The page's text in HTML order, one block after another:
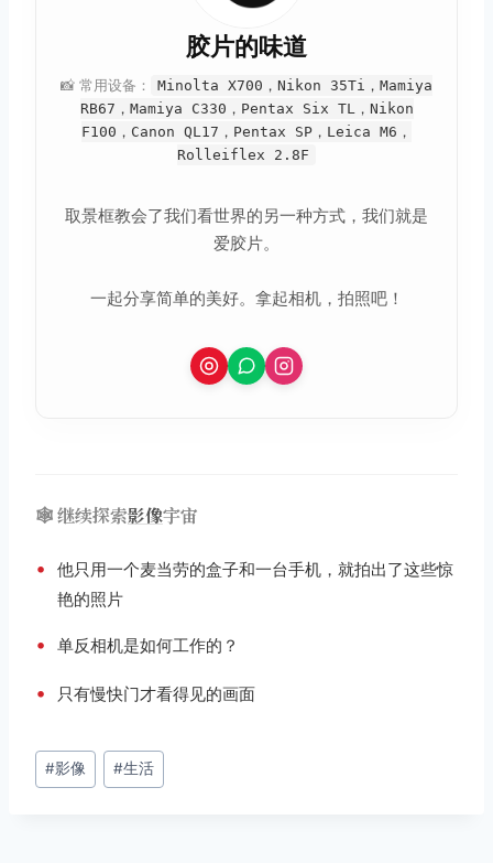
胶片的味道
📸 常用设备：
Minolta X700，Nikon 35Ti，Mamiya
RB67，Mamiya C330，Pentax Six TL，Nikon
F100，Canon QL17，Pentax SP，Leica M6，
Rolleiflex 2.8F
取景框教会了我们看世界的另一种方式，我们就是
爱胶片。
一起分享简单的美好。拿起相机，拍照吧！
🕸️ 继续探索影像宇宙
•
他只用一个麦当劳的盒子和一台手机，就拍出了这些惊
艳的照片
• 单反相机是如何工作的？
• 只有慢快门才看得见的画面
文
章
#影像 #生活